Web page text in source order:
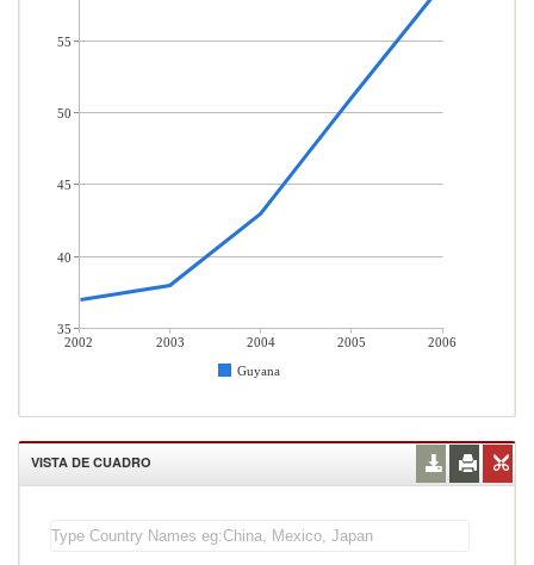
2002 2003 2004 2005
2006
Guyana
55
50
45
40
35
VISTA DE CUADRO